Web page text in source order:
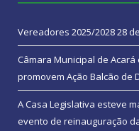
Vereadores 2025/202828
Câmara Municipal de
promovem Ação Balcão de
A Casa Legislativa esteve
evento de reinauguração